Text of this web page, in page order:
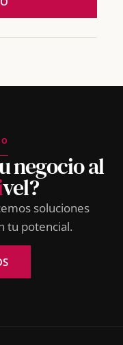
negocio al
vel?
soluciones
tu potencial.